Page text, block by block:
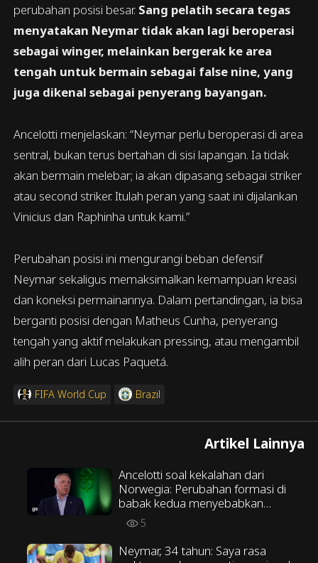
perubahan posisi besar. Sang pelatih secara tegas
menyatakan Neymar tidak akan lagi beroperasi
sebagai winger, melainkan bergerak ke area
tengah untuk bermain sebagai false nine, yang
juga dikenal sebagai penyerang bayangan.
Ancelotti menjelaskan: “Neymar perlu beroperasi di area
sentral, bukan terus bertahan di sisi lapangan. Ia tidak
akan bermain melebar; ia akan dipasang sebagai striker
atau second striker. Itulah peran yang saat ini dijalankan
Vinicius dan Raphinha untuk kami.”
Perubahan posisi ini mengurangi beban defensif
Neymar sekaligus memaksimalkan kemampuan kreasi
dan koneksi permainannya. Dalam pertandingan, ia bisa
berganti posisi dengan Matheus Cunha, penyerang
tengah yang aktif melakukan pressing, atau mengambil
alih peran dari Lucas Paquetá.
FIFA World Cup Brazil
Artikel Lainnya
Ancelotti soal kekalahan dari
Norwegia: Perubahan formasi di
babak kedua menyebabkan
kekalahan
5
Neymar, 34 tahun: Saya rasa